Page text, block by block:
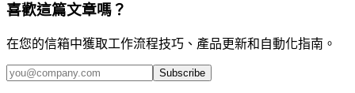
喜歡這篇文章嗎？
在您的信箱中獲取工作流程技巧、產品更新和自動化指南。
Subscribe